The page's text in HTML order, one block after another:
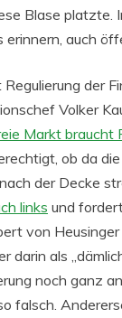
Blase platzte.
erinnern, auch
der
Volker
Markt braucht
ob da
der Decke
links und
von Heusinger
darin als
noch ganz
falsch.